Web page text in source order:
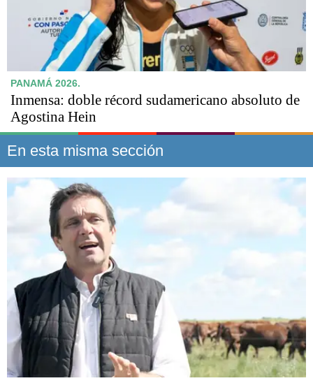
PANAMÁ 2026.
Inmensa: doble récord sudamericano absoluto de
Agostina Hein
En esta misma sección